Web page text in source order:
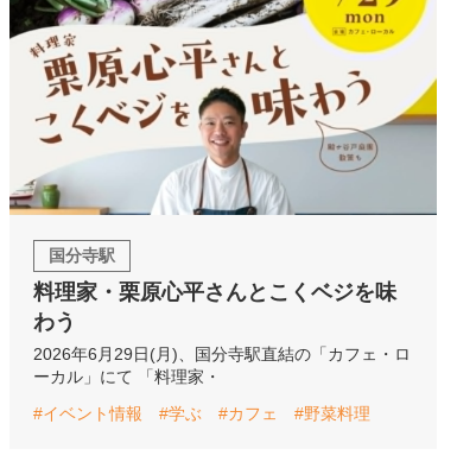
国分寺駅
料理家・栗原心平さんとこくベジを味
わう
2026年6月29日(月)、国分寺駅直結の「カフェ・ロ
ーカル」にて 「料理家・
#イベント情報
#学ぶ #カフェ #野菜料理